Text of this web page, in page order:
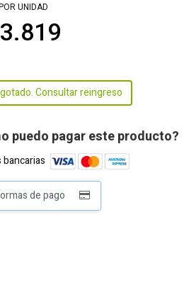
UNIDAD
Consultar reingreso
puedo pagar este producto?
de pago